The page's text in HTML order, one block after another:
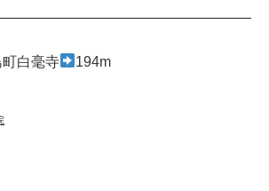
白毫寺 194m